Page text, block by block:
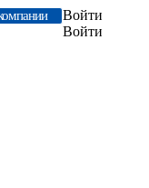
Войти
Войти